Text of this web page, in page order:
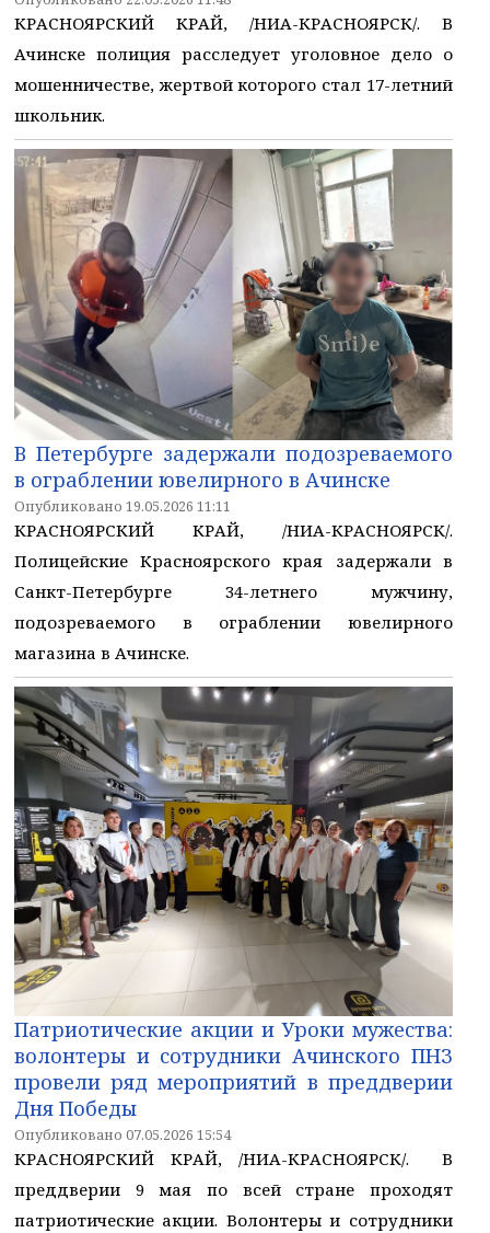
КРАСНОЯРСКИЙ КРАЙ, /НИА-КРАСНОЯРСК/. В
Ачинске полиция расследует уголовное дело о
мошенничестве, жертвой которого стал 17-летний
школьник.
В Петербурге задержали подозреваемого
в ограблении ювелирного в Ачинске
Опубликовано 19.05.2026 11:11
КРАСНОЯРСКИЙ КРАЙ, /НИА-КРАСНОЯРСК/.
Полицейские Красноярского края задержали в
Санкт-Петербурге 34-летнего мужчину,
подозреваемого в ограблении ювелирного
магазина в Ачинске.
Патриотические акции и Уроки мужества:
волонтеры и сотрудники Ачинского ПНЗ
провели ряд мероприятий в преддверии
Дня Победы
Опубликовано 07.05.2026 15:54
КРАСНОЯРСКИЙ КРАЙ, /НИА-КРАСНОЯРСК/. В
преддверии 9 мая по всей стране проходят
патриотические акции. Волонтеры и сотрудники